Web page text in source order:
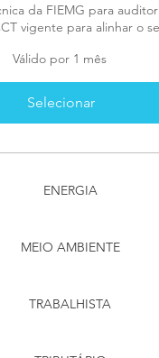
da FIEMG para
vigente para alinhar o
Válido por 1 mês
Selecionar
ENERGIA
MEIO AMBIENTE
TRABALHISTA